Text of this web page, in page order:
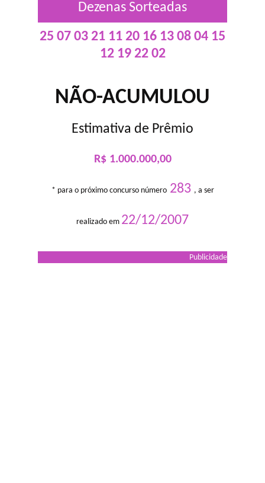
Dezenas Sorteadas
25 07 03 21 11 20 16 13 08 04 15
12 19 22 02
NÃO-ACUMULOU
Estimativa de Prêmio
R$ 1.000.000,00
* para o próximo concurso número283 , a ser
realizado em 22/12/2007
Publicidade